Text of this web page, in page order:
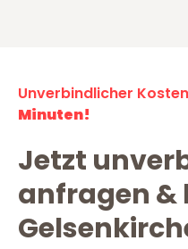
Unverbindlicher
Minuten!
Jetzt
anfragen &